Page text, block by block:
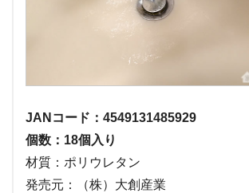
JANコード：4549131485929
個数：18個入り
材質：ポリウレタン
発売元：（株）大創産業